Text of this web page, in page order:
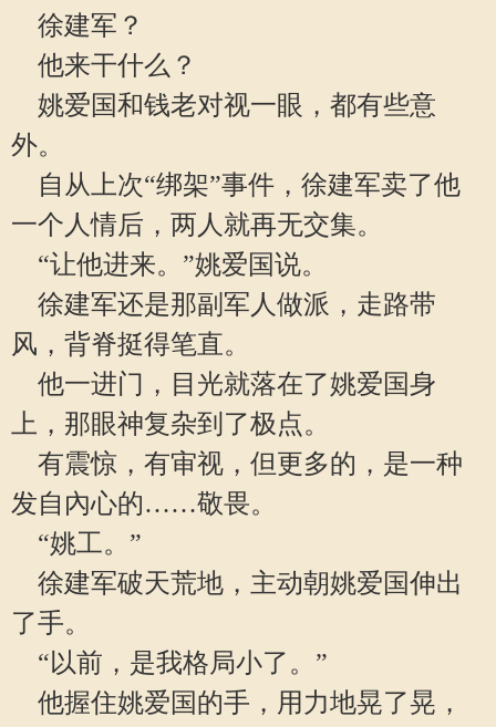
徐建军？
他来干什么？
姚爱国和钱老对视一眼，都有些意
外。
自从上次“绑架”事件，徐建军卖了他
一个人情后，两人就再无交集。
“让他进来。”姚爱国说。
徐建军还是那副军人做派，走路带
风，背脊挺得笔直。
他一进门，目光就落在了姚爱国身
上，那眼神复杂到了极点。
有震惊，有审视，但更多的，是一种
发自內心的……敬畏。
“姚工。”
徐建军破天荒地，主动朝姚爱国伸出
了手。
“以前，是我格局小了。”
他握住姚爱国的手，用力地晃了晃，